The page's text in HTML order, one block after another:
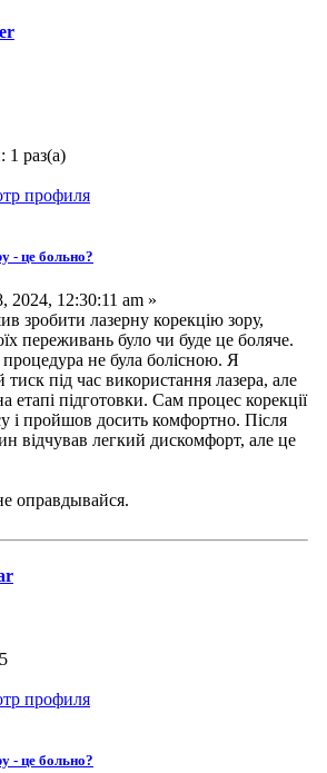
1 раз(а)
- це больно?
2024, 12:30:11 am »
зробити лазерну корекцію зору,
переживань було чи буде це боляче.
не була болісною. Я
під час використання лазера, але
етапі підготовки. Сам процес корекції
і пройшов досить комфортно. Після
відчував легкий дискомфорт, але це
оправдывайся.
- це больно?